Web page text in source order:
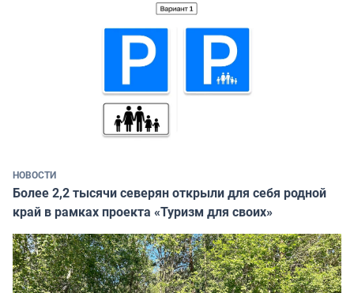
НОВОСТИ
Более 2,2 тысячи северян открыли для себя родной
край в рамках проекта «Туризм для своих»